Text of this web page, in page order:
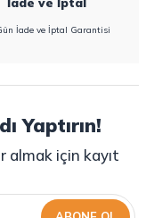
İade ve İptal Garantisi
Yaptırın!
almak için kayıt